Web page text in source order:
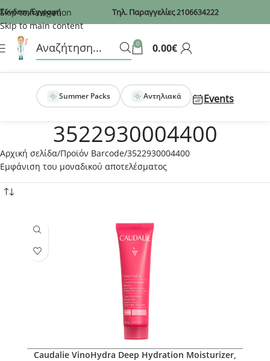
Recaptcha
Skip to navigation
Skip to main content
Σύνδεση/Εγγραφή Τηλ. Παραγγελίες2106634222
0 0.00€
Summer Packs Αντηλιακά Events
3522930004400
Αρχική σελίδα Προϊόν Barcode 3522930004400
Εμφάνιση του μοναδικού αποτελέσματος
Caudalie VinoHydra Deep Hydration Moisturizer,